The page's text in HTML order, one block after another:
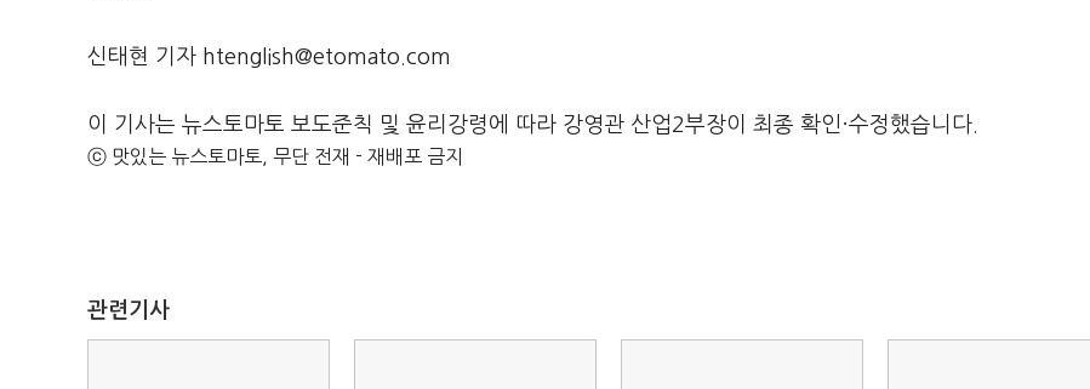
신태현 기자 htenglish@etomato.com
이 기사는 뉴스토마토 보도준칙 및 윤리강령에 따라 강영관 산업2부장이 최종 확인·수정했습니다.
ⓒ 맛있는 뉴스토마토, 무단 전재 - 재배포 금지
관련기사